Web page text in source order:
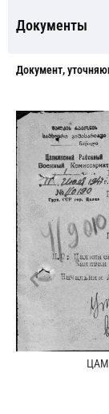
Документы
Документ,